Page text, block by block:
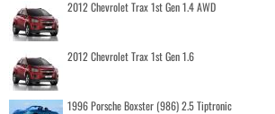
2012 Chevrolet Trax 1st Gen 1.4 AWD
2012 Chevrolet Trax 1st Gen 1.6
1996 Porsche Boxster (986) 2.5 Tiptronic